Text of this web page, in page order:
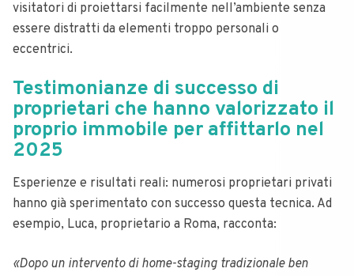
visitatori di proiettarsi facilmente nell’ambiente senza
essere distratti da elementi troppo personali o
eccentrici.
Testimonianze di successo di
proprietari che hanno valorizzato il
proprio immobile per affittarlo nel
2025
Esperienze e risultati reali: numerosi proprietari privati
hanno già sperimentato con successo questa tecnica. Ad
esempio, Luca, proprietario a Roma, racconta:
«Dopo un intervento di home-staging tradizionale ben